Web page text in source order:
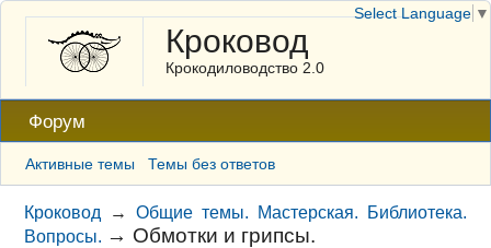
Кроковод
Крокодиловодство 2.0
Форум
Активные темы Темы без ответов
Кроковод →Общие темы. Мастерская. Библиотека.
Вопросы. → Обмотки и грипсы.
Select Language ▼